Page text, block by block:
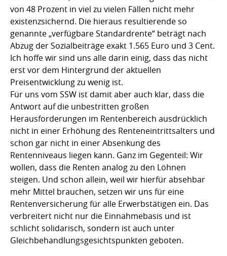
von 48 Prozent in viel zu vielen Fällen nicht mehr
existenzsichernd. Die hieraus resultierende so
genannte „verfügbare Standardrente“ beträgt nach
Abzug der Sozialbeiträge exakt 1.565 Euro und 3 Cent.
Ich hoffe wir sind uns alle darin einig, dass das nicht
erst vor dem Hintergrund der aktuellen
Preisentwicklung zu wenig ist.
Für uns vom SSW ist damit aber auch klar, dass die
Antwort auf die unbestritten großen
Herausforderungen im Rentenbereich ausdrücklich
nicht in einer Erhöhung des Renteneintrittsalters und
schon gar nicht in einer Absenkung des
Rentenniveaus liegen kann. Ganz im Gegenteil: Wir
wollen, dass die Renten analog zu den Löhnen
steigen. Und schon allein, weil wir hierfür absehbar
mehr Mittel brauchen, setzen wir uns für eine
Rentenversicherung für alle Erwerbstätigen ein. Das
verbreitert nicht nur die Einnahmebasis und ist
schlicht solidarisch, sondern ist auch unter
Gleichbehandlungsgesichtspunkten geboten.